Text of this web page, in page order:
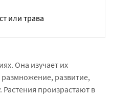
Она изучает их
развитие,
Растения произрастают в